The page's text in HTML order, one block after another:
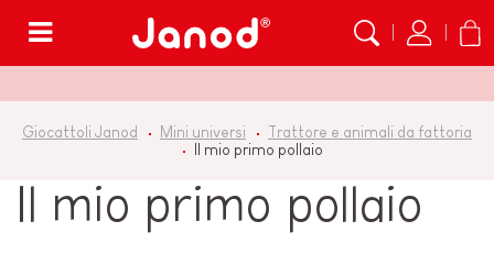
Giocattoli Janod Mini universi
Trattore e animali da fattoria
Il mio primo pollaio
Il mio primo pollaio